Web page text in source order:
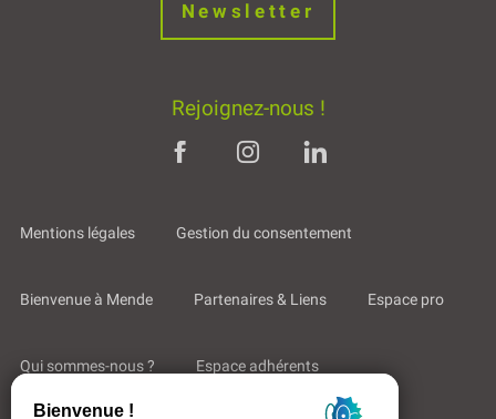
Newsletter
Rejoignez-nous !
Mentions légales Gestion du consentement
Bienvenue à Mende Partenaires & Liens Espace pro
Qui sommes-nous ? Espace adhérents